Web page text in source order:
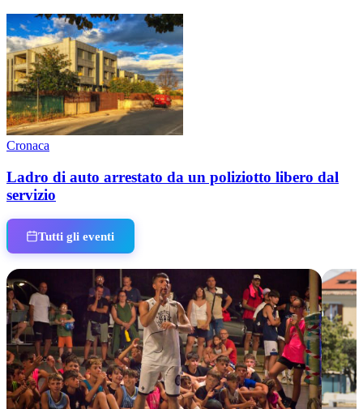
Cronaca
Ladro di auto arrestato da un poliziotto libero dal
servizio
Tutti gli eventi